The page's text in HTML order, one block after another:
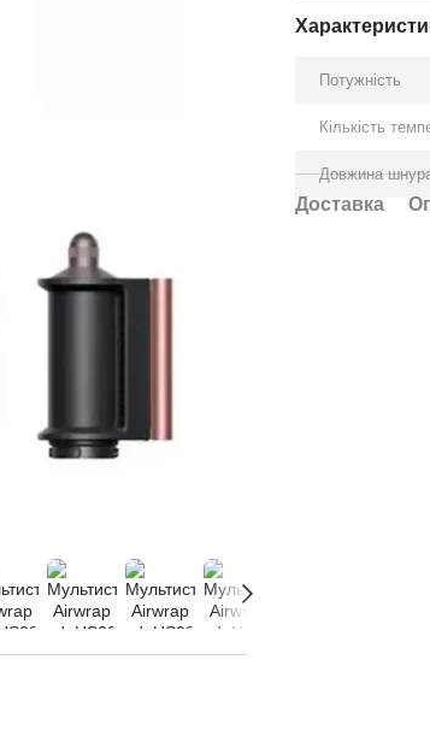
Потужність
Кількість
Довжина
Доставка